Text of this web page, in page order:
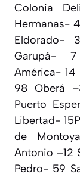
Colonia
Hermanas-
Eldorado-
Garupá-
América-
98 Oberá
Puerto
Libertad-
de
Antonio –12
Pedro- 59